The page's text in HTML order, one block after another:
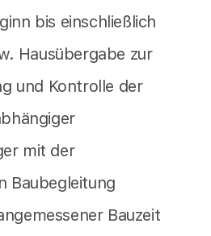
bis einschließlich
Hausübergabe zur
und Kontrolle der
mit der
Baubegleitung
Bauzeit